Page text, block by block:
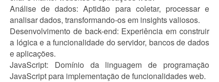
Análise de dados: Aptidão para coletar, processar e
analisar dados, transformando-os em insights valiosos.
Desenvolvimento de back-end: Experiência em construir
a lógica e a funcionalidade do servidor, bancos de dados
e aplicações.
JavaScript: Domínio da linguagem de programação
JavaScript para implementação de funcionalidades web.